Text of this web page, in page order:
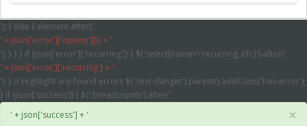
'); } else { element.after('
' + json['error']['option'][i] + '
'); } } } if (json['error']['recurring']) { $('select[name=\'recurring_id\']').after('
' + json['error']['recurring'] + '
'); } // Highlight any found errors $('.text-danger').parent().addClass('has-error');
} if (json['success']) { $('.breadcrumb').after('
' + json['success'] + '
×